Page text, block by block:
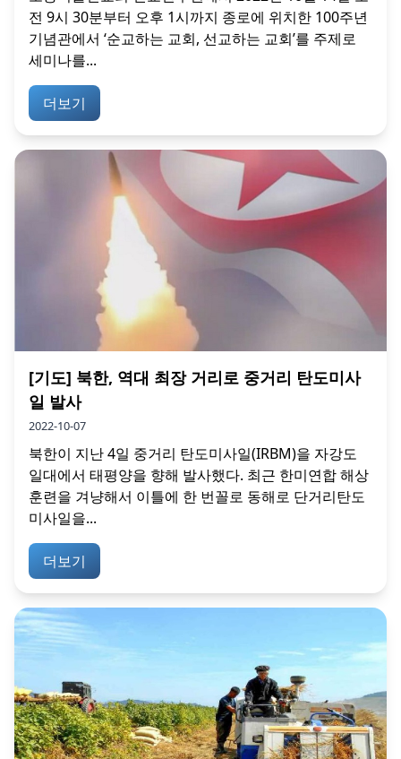
전 9시 30분부터 오후 1시까지 종로에 위치한 100주년
기념관에서 ‘순교하는 교회, 선교하는 교회’를 주제로
세미나를...
더보기
[기도] 북한, 역대 최장 거리로 중거리 탄도미사
일 발사
2022-10-07
북한이 지난 4일 중거리 탄도미사일(IRBM)을 자강도
일대에서 태평양을 향해 발사했다. 최근 한미연합 해상
훈련을 겨냥해서 이틀에 한 번꼴로 동해로 단거리탄도
미사일을...
더보기